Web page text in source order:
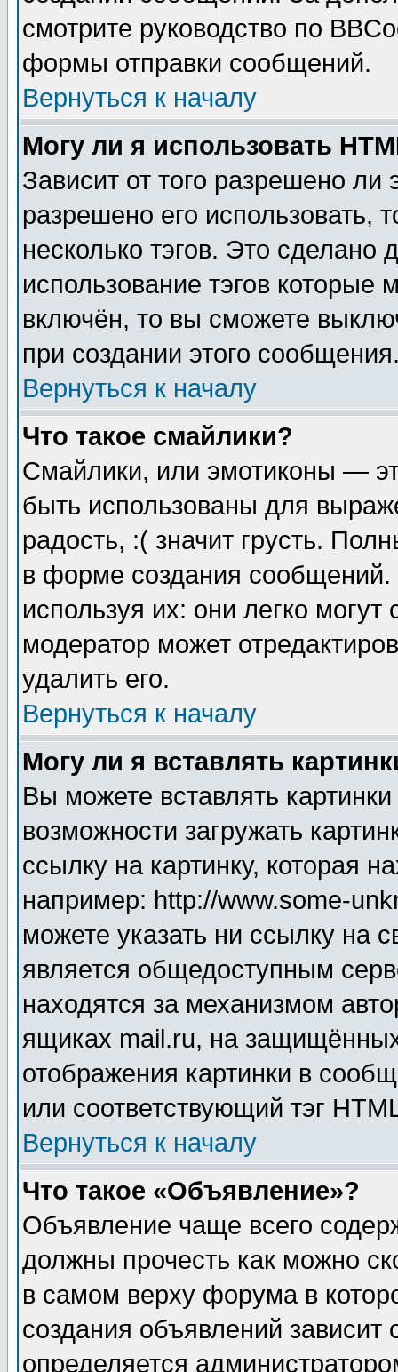
смотрите руководство по
формы отправки сообщений.
Вернуться к началу
Могу ли я использовать
Зависит от того разрешено
разрешено его использовать,
несколько тэгов. Это сделано
использование тэгов
включён, то вы сможете
при создании этого
Вернуться к началу
Что такое смайлики?
Смайлики, или эмотиконы —
быть использованы для
радость, :( значит грусть.
в форме создания сообщений.
используя их: они легко
модератор может
удалить его.
Вернуться к началу
Могу ли я вставлять
Вы можете вставлять
возможности загружать
ссылку на картинку, которая
например: http://www.some-
можете указать ни ссылку на
является общедоступным
находятся за механизмом
ящиках mail.ru, на
отображения картинки в
или соответствующий тэг
Вернуться к началу
Что такое «Объявление»?
Объявление чаще всего
должны прочесть как можно
в самом верху форума в
создания объявлений зависит
определяется